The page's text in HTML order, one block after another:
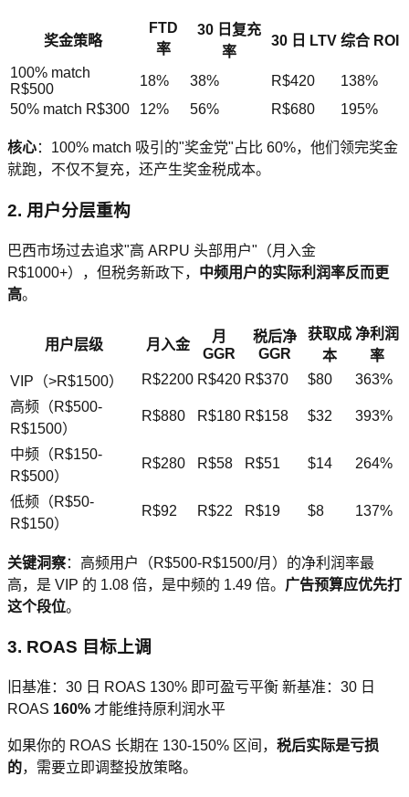
奖金策略
FTD
率
30 日复充
率
30 日 LTV 综合 ROI
100% match
R$500
18% 38% R$420
138%
50% match R$300
12% 56% R$680 195%
核心：100% match 吸引的"奖金党"占比 60%，他们领完奖金
就跑，不仅不复充，还产生奖金税成本。
2. 用户分层重构
巴西市场过去追求"高 ARPU 头部用户"（月入金
R$1000+），但税务新政下， 中频用户的实际利润率反而更
高。
用户层级 月入金
月
GGR
税后净
GGR
获取成
本
净利润
率
VIP（>R$1500）
R$2200 R$420 R$370 $80
363%
高频（R$500-
R$1500）
R$880 R$180 R$158 $32 393%
中频（R$150-
R$500）
R$280 R$58 R$51 $14 264%
低频（R$50-
R$150）
R$92 R$22 R$19 $8 137%
关键洞察：高频用户（R$500-R$1500/月）的净利润率最
高，是 VIP 的 1.08 倍，是中频的 1.49 倍。 广告预算应优先打
这个段位。
3. ROAS 目标上调
旧基准：30 日 ROAS 130% 即可盈亏平衡 新基准：30 日
ROAS 160% 才能维持原利润水平
如果你的 ROAS 长期在 130-150% 区间， 税后实际是亏损
的，需要立即调整投放策略。